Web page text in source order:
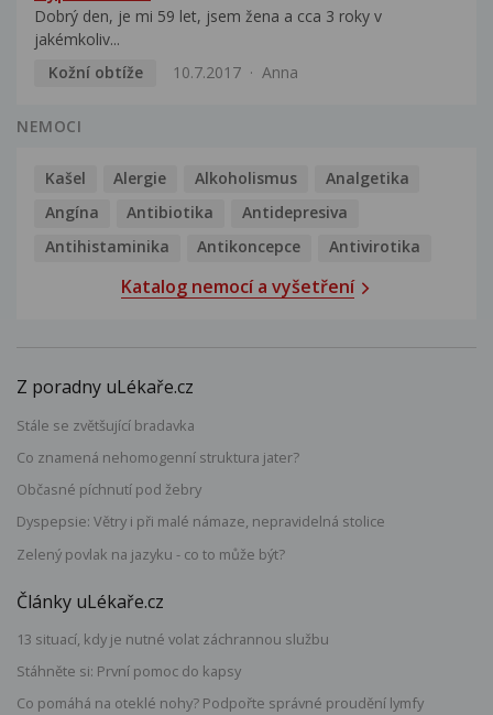
Dobrý den, je mi 59 let, jsem žena a cca 3 roky v
jakémkoliv...
Kožní obtíže
10.7.2017 Anna
NEMOCI
Kašel Alergie Alkoholismus
Analgetika
Angína
Antibiotika
Antidepresiva
Antihistaminika
Antikoncepce Antivirotika
Katalog nemocí a vyšetření
Z poradny uLékaře.cz
Stále se zvětšující bradavka
Co znamená nehomogenní struktura jater?
Občasné píchnutí pod žebry
Dyspepsie: Větry i při malé námaze, nepravidelná stolice
Zelený povlak na jazyku - co to může být?
Články uLékaře.cz
13 situací, kdy je nutné volat záchrannou službu
Stáhněte si: První pomoc do kapsy
Co pomáhá na oteklé nohy? Podpořte správné proudění lymfy